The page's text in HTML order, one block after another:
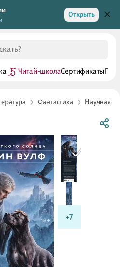
Открыть
Читай-школаСертификаты
Фантастика Научная
+7